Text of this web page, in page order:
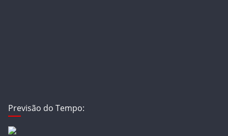
Previsão do Tempo: